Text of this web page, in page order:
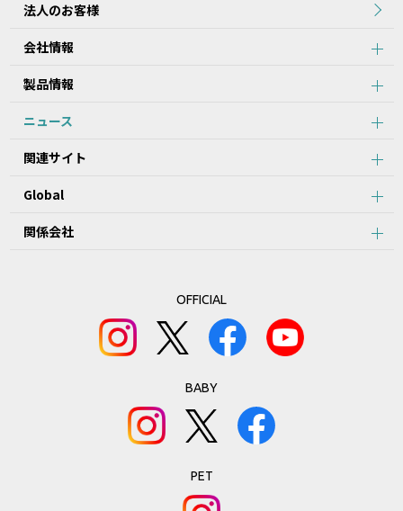
法人のお客様
会社情報
製品情報
ニュース
関連サイト
Global
関係会社
OFFICIAL
BABY
PET